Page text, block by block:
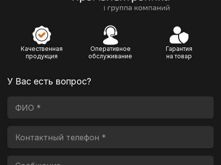
Качественная
продукция
Оперативное
обслуживание
Гарантия
на товар
У Вас есть вопрос?